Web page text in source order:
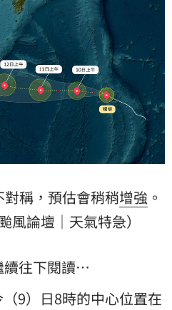
稱，預估會稍稍增強 。
風論壇｜天氣特急）
續往下閱讀…
9）日8時的中心位置在